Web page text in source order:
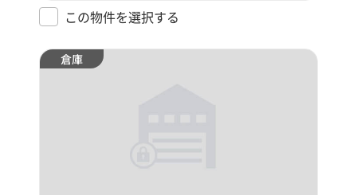
この物件を選択する
倉庫